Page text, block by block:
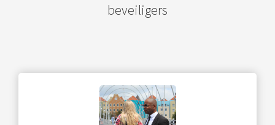
beveiligers